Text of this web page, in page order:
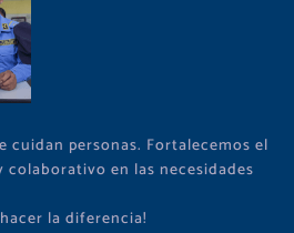
cuidan personas. Fortalecemos el
en las necesidades
la diferencia!